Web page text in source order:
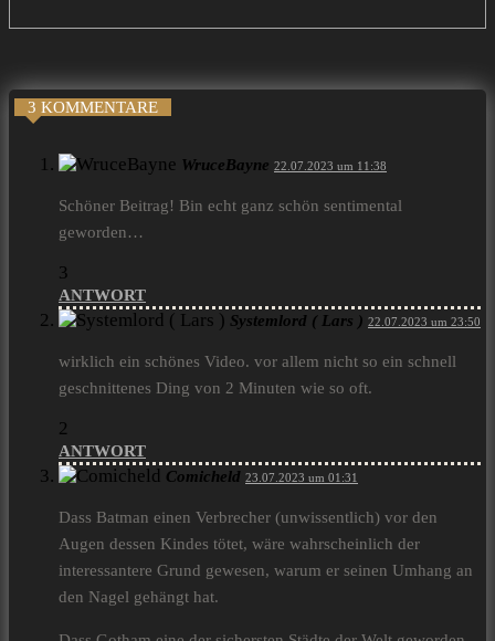
3 KOMMENTARE
WruceBayne 22.07.2023 um 11:38
Schöner Beitrag! Bin echt ganz schön sentimental
geworden…
3
ANTWORT
Systemlord ( Lars ) 22.07.2023 um 23:50
wirklich ein schönes Video. vor allem nicht so ein schnell
geschnittenes Ding von 2 Minuten wie so oft.
2
ANTWORT
Comicheld 23.07.2023 um 01:31
Dass Batman einen Verbrecher (unwissentlich) vor den
Augen dessen Kindes tötet, wäre wahrscheinlich der
interessantere Grund gewesen, warum er seinen Umhang an
den Nagel gehängt hat.